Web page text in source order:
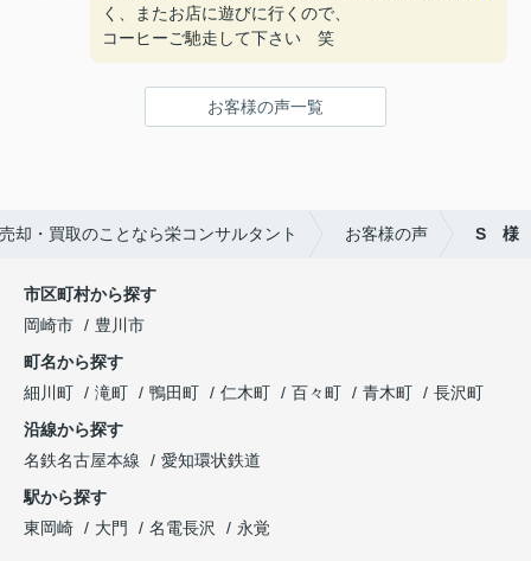
く、またお店に遊びに行くので、
コーヒーご馳走して下さい 笑
お客様の声一覧
却・買取のことなら栄コンサルタント お客様の声 S 様
市区町村から探す
岡崎市
豊川市
町名から探す
細川町
滝町 鴨田町 仁木町 百々町 青木町
長沢町
沿線から探す
名鉄名古屋本線
愛知環状鉄道
駅から探す
東岡崎
大門 名電長沢 永覚